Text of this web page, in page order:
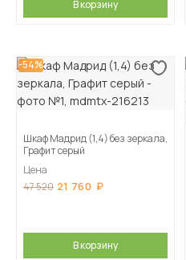
В корзину
-54%
Шкаф Мадрид (1,4) без зеркала,
Графит серый
Цена
47 520 21 760
В корзину